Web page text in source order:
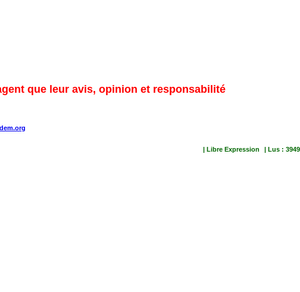
que leur avis, opinion et responsabilité
| Libre Expression
| Lus : 3949